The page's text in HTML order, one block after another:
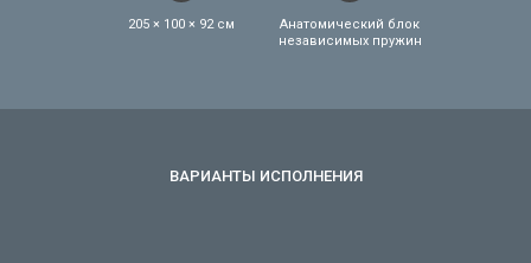
205 × 100 × 92 см
Анатомический блок
независимых пружин